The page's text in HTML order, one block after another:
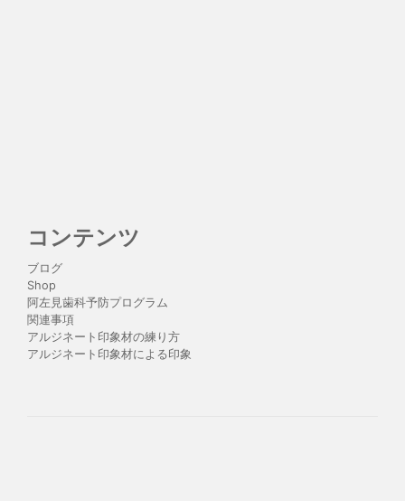
コンテンツ
ブログ
Shop
阿左見歯科予防プログラム
関連事項
アルジネート印象材の練り方
アルジネート印象材による印象